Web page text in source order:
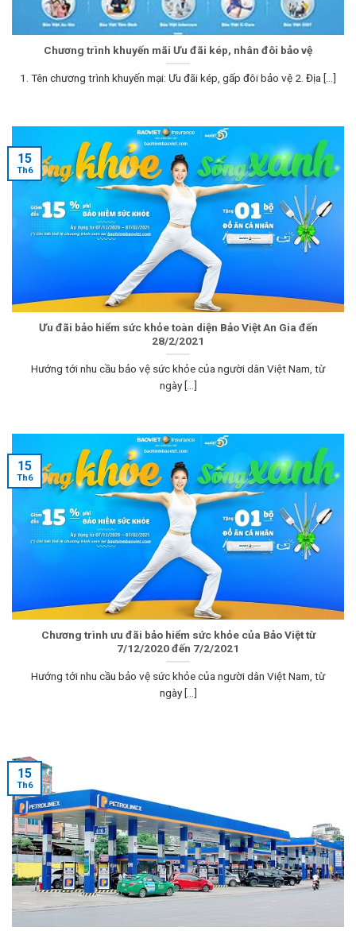
Chương trình khuyến mãi Ưu đãi kép, nhân đôi bảo vệ
1. Tên chương trình khuyến mại: Ưu đãi kép, gấp đôi bảo vệ 2. Địa [...]
Ưu đãi bảo hiểm sức khỏe toàn diện Bảo Việt An Gia đến
28/2/2021
Hướng tới nhu cầu bảo vệ sức khỏe của người dân Việt Nam, từ
ngày [...]
15
Th6
Chương trình ưu đãi bảo hiểm sức khỏe của Bảo Việt từ
7/12/2020 đến 7/2/2021
Hướng tới nhu cầu bảo vệ sức khỏe của người dân Việt Nam, từ
ngày [...]
15
Th6
15
Th6